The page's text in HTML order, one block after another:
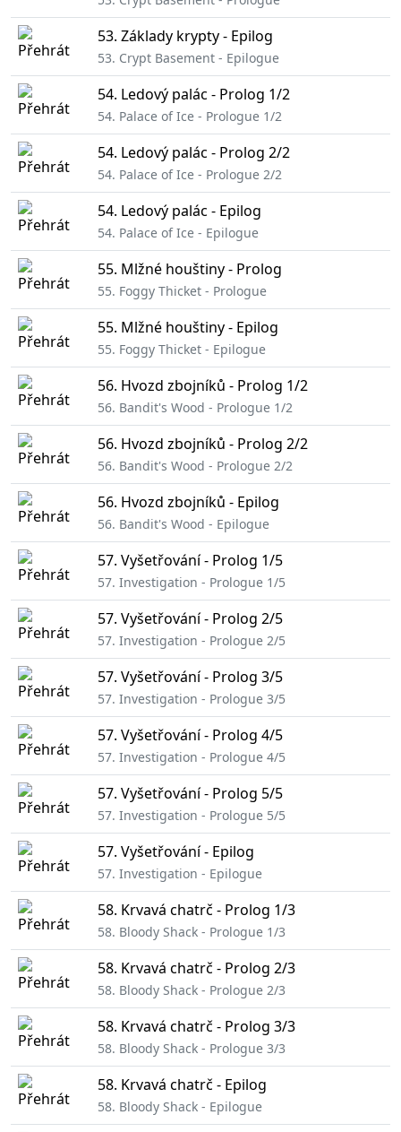
53. Základy krypty - Epilog
53. Crypt Basement - Epilogue
54. Ledový palác - Prolog 1/2
54. Palace of Ice - Prologue 1/2
54. Ledový palác - Prolog 2/2
54. Palace of Ice - Prologue 2/2
54. Ledový palác - Epilog
54. Palace of Ice - Epilogue
55. Mlžné houštiny - Prolog
55. Foggy Thicket - Prologue
55. Mlžné houštiny - Epilog
55. Foggy Thicket - Epilogue
56. Hvozd zbojníků - Prolog 1/2
56. Bandit's Wood - Prologue 1/2
56. Hvozd zbojníků - Prolog 2/2
56. Bandit's Wood - Prologue 2/2
56. Hvozd zbojníků - Epilog
56. Bandit's Wood - Epilogue
57. Vyšetřování - Prolog 1/5
57. Investigation - Prologue 1/5
57. Vyšetřování - Prolog 2/5
57. Investigation - Prologue 2/5
57. Vyšetřování - Prolog 3/5
57. Investigation - Prologue 3/5
57. Vyšetřování - Prolog 4/5
57. Investigation - Prologue 4/5
57. Vyšetřování - Prolog 5/5
57. Investigation - Prologue 5/5
57. Vyšetřování - Epilog
57. Investigation - Epilogue
58. Krvavá chatrč - Prolog 1/3
58. Bloody Shack - Prologue 1/3
58. Krvavá chatrč - Prolog 2/3
58. Bloody Shack - Prologue 2/3
58. Krvavá chatrč - Prolog 3/3
58. Bloody Shack - Prologue 3/3
58. Krvavá chatrč - Epilog
58. Bloody Shack - Epilogue